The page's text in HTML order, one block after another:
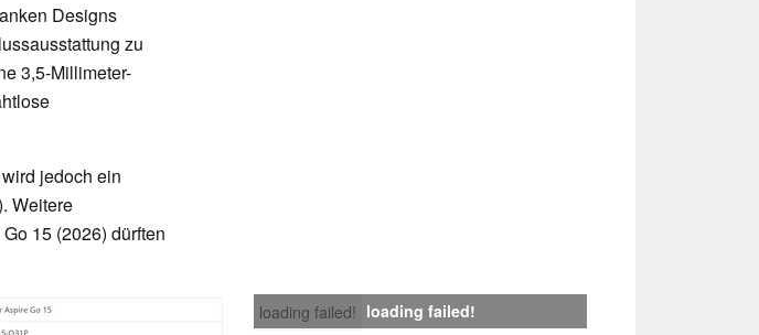
Designs
zu
3,5-Millimeter-
jedoch ein
Weitere
15 (2026) dürften
loading failed! loading failed!